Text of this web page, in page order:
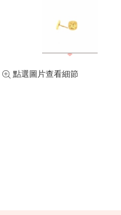
點選圖片查看細節